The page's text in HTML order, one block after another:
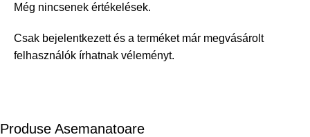
Még nincsenek értékelések.
Csak bejelentkezett és a terméket már megvásárolt
felhasználók írhatnak véleményt.
Produse Asemanatoare